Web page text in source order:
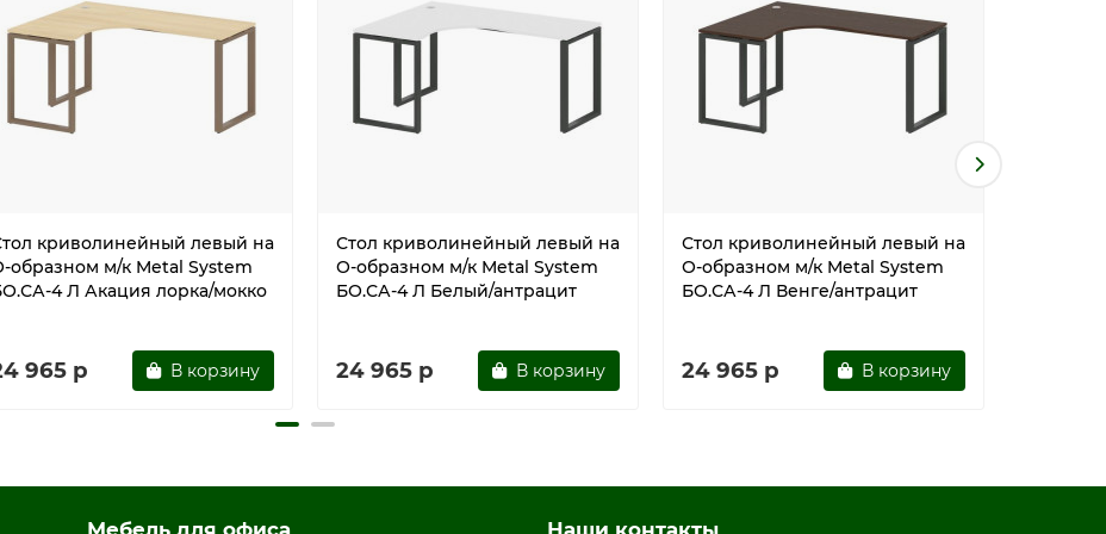
криволинейный левый на
образном м/к Metal System
4 Л Акация лорка/мокко
965 р В корзину
Стол криволинейный левый на
О-образном м/к Metal System
БО.СА-4 Л Белый/антрацит
24 965 р В корзину
Стол криволинейный левый на
О-образном м/к Metal System
БО.СА-4 Л Венге/антрацит
24 965 р В корзину
Мебель для офиса Наши контакты